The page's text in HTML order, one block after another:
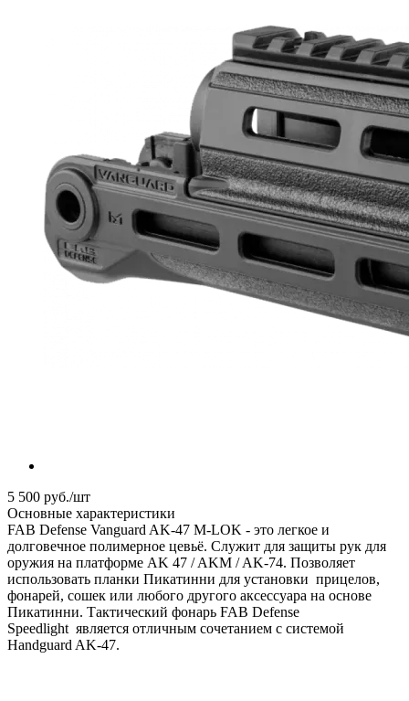
5 500 руб./шт
Основные характеристики
FAB Defense Vanguard AK-47 M-LOK - это легкое и
долговечное полимерное цевьё. Служит для защиты рук для
оружия на платформе AK 47 / AKM / AK-74. Позволяет
использовать планки Пикатинни для установки прицелов,
фонарей, сошек или любого другого аксессуара на основе
Пикатинни. Тактический фонарь FAB Defense
Speedlight является отличным сочетанием с системой
Handguard AK-47.